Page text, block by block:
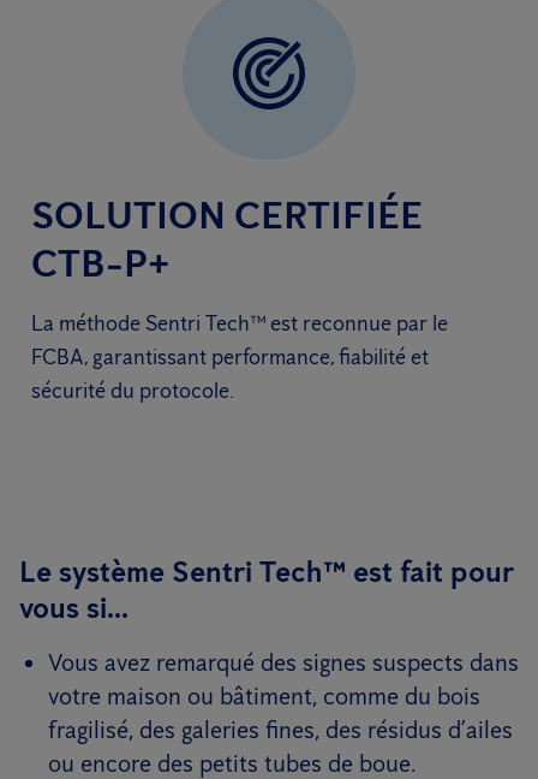
SOLUTION CERTIFIÉE
CTB-P+
La méthode Sentri Tech™ est reconnue par le
FCBA, garantissant performance, fiabilité et
sécurité du protocole.
Le système Sentri Tech™ est fait pour
vous si...
Vous avez remarqué des signes suspects dans
votre maison ou bâtiment, comme du bois
fragilisé, des galeries fines, des résidus d’ailes
ou encore des petits tubes de boue.